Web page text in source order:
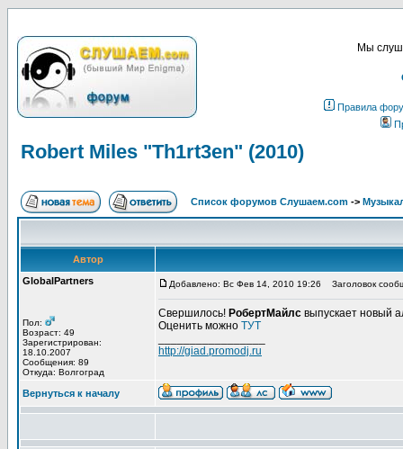
Мы
Правила
Robert Miles "Th1rt3en" (2010)
Список форумов Слушаем.com ->
Автор
GlobalPartners
Пол:
Возраст: 49
Зарегистрирован:
18.10.2007
Сообщения: 89
Откуда: Волгоград
Добавлено: Вс Фев 14, 2010 19:26 Заголовок
Свершилось! РобертМайлс выпускает новый
Оценить можно ТУТ
http://giad.promodj.ru
Вернуться к началу